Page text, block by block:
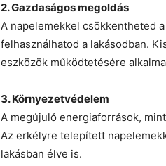
2. Gazdaságos megoldás
A napelemekkel csökkentheted
felhasználhatod a lakásodban.
eszközök működtetésére
3. Környezetvédelem
A megújuló energiaforrások,
Az erkélyre telepített
lakásban élve is.